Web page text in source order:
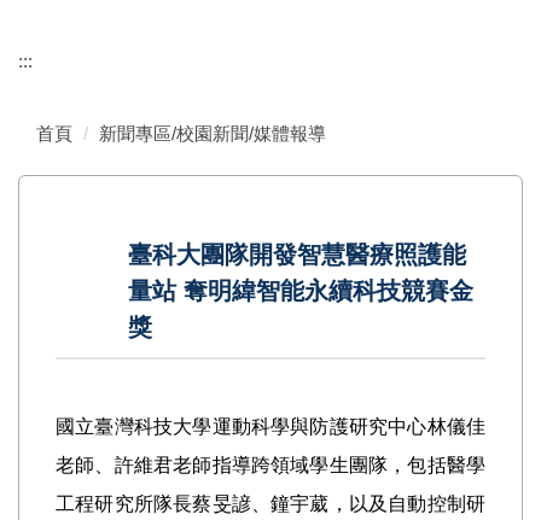
:::
首頁 新聞專區/校園新聞/媒體報導
臺科大團隊開發智慧醫療照護能
量站 奪明緯智能永續科技競賽金
獎
國立臺灣科技大學運動科學與防護研究中心林儀佳
老師、許維君老師指導跨領域學生團隊，包括醫學
工程研究所隊長蔡旻諺、鐘宇葳，以及自動控制研